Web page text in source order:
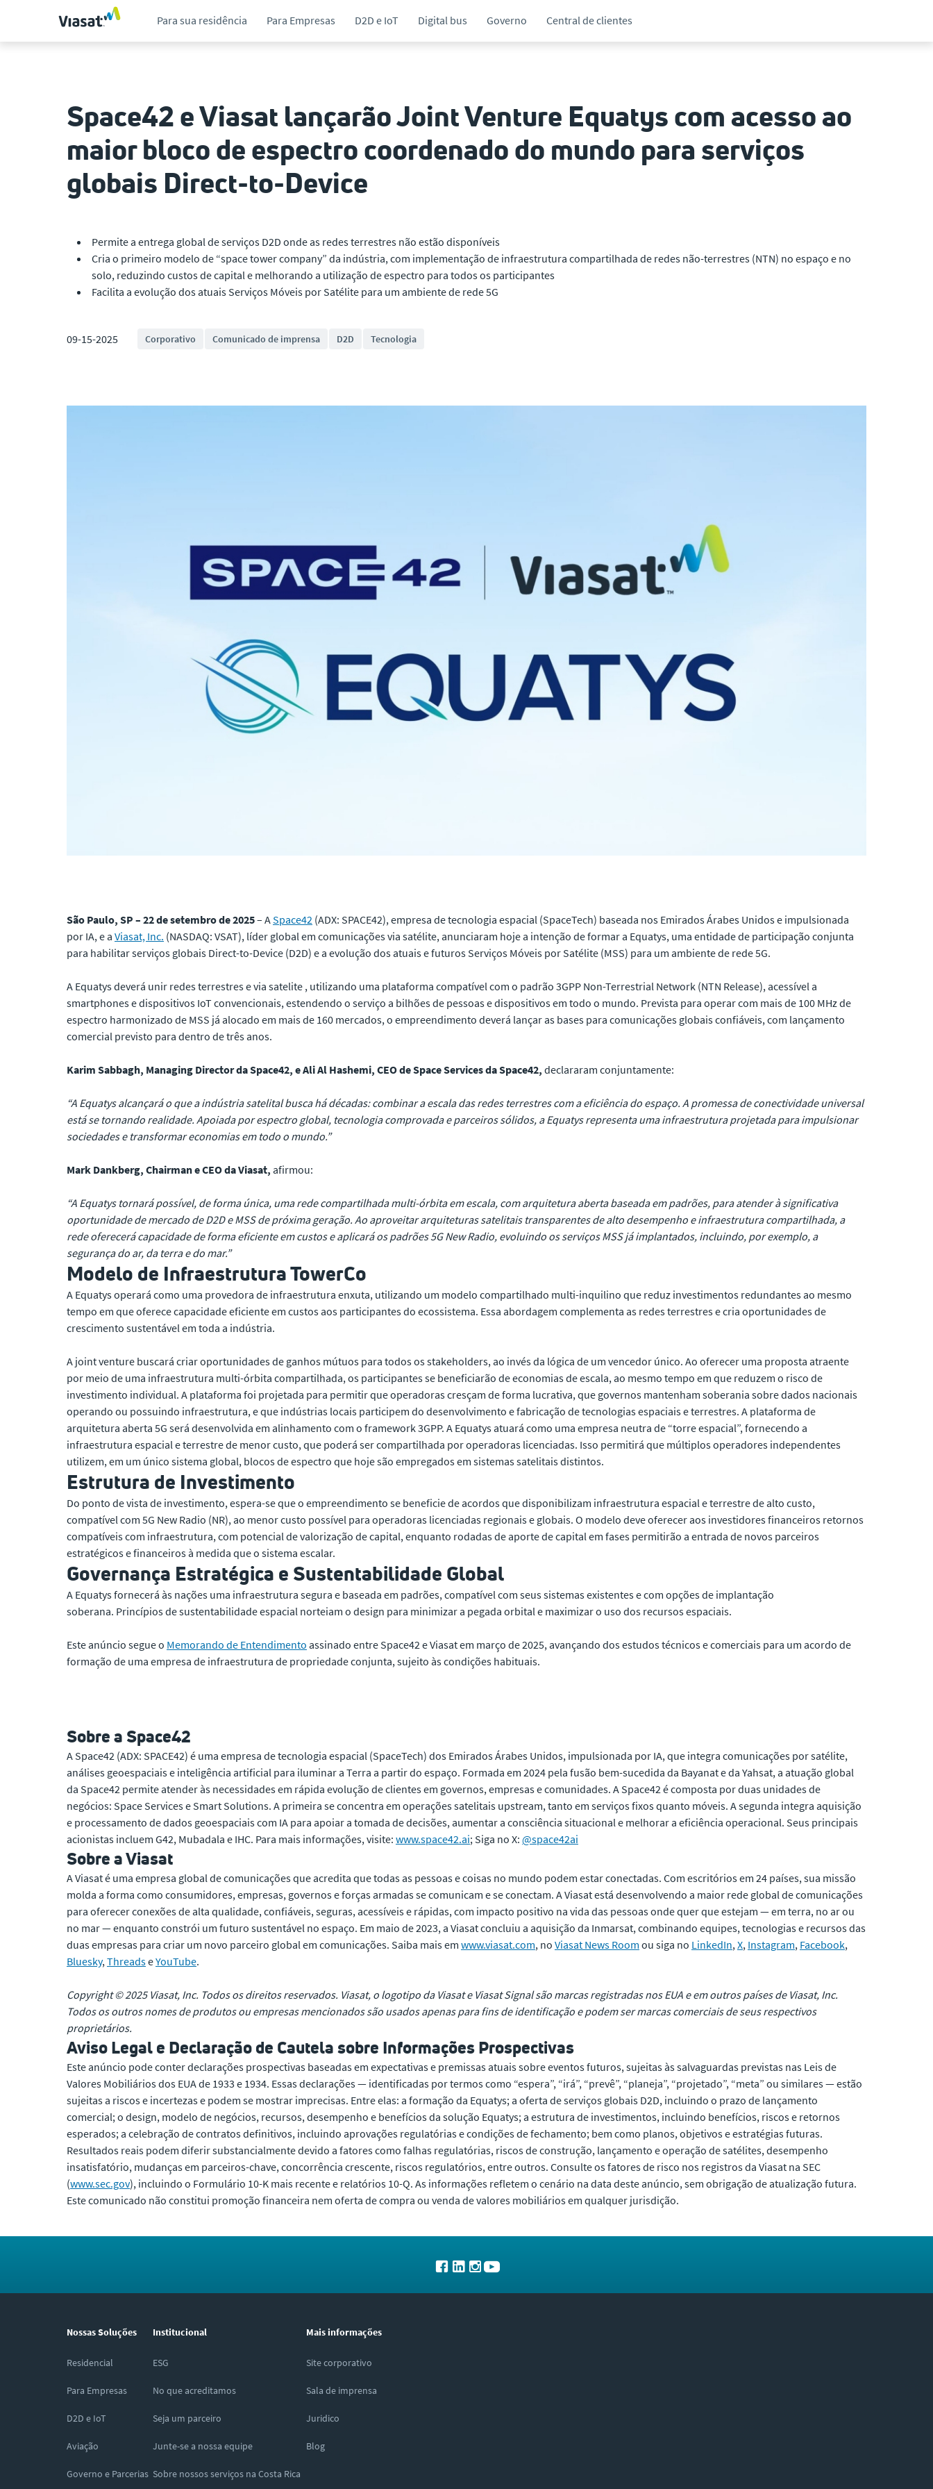
Para sua residência Para Empresas D2D e IoT Digital bus Governo Central de clientes
Space42 e Viasat lançarão Joint Venture Equatys com acesso ao
maior bloco de espectro coordenado do mundo para serviços
globais Direct-to-Device
Permite a entrega global de serviços D2D onde as redes terrestres não estão disponíveis
Cria o primeiro modelo de “space tower company” da indústria, com implementação de infraestrutura compartilhada de redes não-terrestres (NTN) no espaço e no
solo, reduzindo custos de capital e melhorando a utilização de espectro para todos os participantes
Facilita a evolução dos atuais Serviços Móveis por Satélite para um ambiente de rede 5G
09-15-2025 Corporativo Comunicado de imprensa D2D Tecnologia
São Paulo, SP – 22 de setembro de 2025– ASpace42 (ADX: SPACE42), empresa de tecnologia espacial (SpaceTech) baseada nos Emirados Árabes Unidos e impulsionada
por IA, e a Viasat, Inc. (NASDAQ: VSAT), líder global em comunicações via satélite, anunciaram hoje a intenção de formar a Equatys, uma entidade de participação conjunta
para habilitar serviços globais Direct-to-Device (D2D) e a evolução dos atuais e futuros Serviços Móveis por Satélite (MSS) para um ambiente de rede 5G.
A Equatys deverá unir redes terrestres e via satelite , utilizando uma plataforma compatível com o padrão 3GPP Non-Terrestrial Network (NTN Release), acessível a
smartphones e dispositivos IoT convencionais, estendendo o serviço a bilhões de pessoas e dispositivos em todo o mundo. Prevista para operar com mais de 100 MHz de
espectro harmonizado de MSS já alocado em mais de 160 mercados, o empreendimento deverá lançar as bases para comunicações globais confiáveis, com lançamento
comercial previsto para dentro de três anos.
Karim Sabbagh, Managing Director da Space42, e Ali Al Hashemi, CEO de Space Services da Space42, declararam conjuntamente:
“A Equatys alcançará o que a indústria satelital busca há décadas: combinar a escala das redes terrestres com a eficiência do espaço. A promessa de conectividade universal
está se tornando realidade. Apoiada por espectro global, tecnologia comprovada e parceiros sólidos, a Equatys representa uma infraestrutura projetada para impulsionar
sociedades e transformar economias em todo o mundo.”
Mark Dankberg, Chairman e CEO da Viasat, afirmou:
“A Equatys tornará possível, de forma única, uma rede compartilhada multi-órbita em escala, com arquitetura aberta baseada em padrões, para atender à significativa
oportunidade de mercado de D2D e MSS de próxima geração. Ao aproveitar arquiteturas satelitais transparentes de alto desempenho e infraestrutura compartilhada, a
rede oferecerá capacidade de forma eficiente em custos e aplicará os padrões 5G New Radio, evoluindo os serviços MSS já implantados, incluindo, por exemplo, a
segurança do ar, da terra e do mar.”
Modelo de Infraestrutura TowerCo
A Equatys operará como uma provedora de infraestrutura enxuta, utilizando um modelo compartilhado multi-inquilino que reduz investimentos redundantes ao mesmo
tempo em que oferece capacidade eficiente em custos aos participantes do ecossistema. Essa abordagem complementa as redes terrestres e cria oportunidades de
crescimento sustentável em toda a indústria.
A joint venture buscará criar oportunidades de ganhos mútuos para todos os stakeholders, ao invés da lógica de um vencedor único. Ao oferecer uma proposta atraente
por meio de uma infraestrutura multi-órbita compartilhada, os participantes se beneficiarão de economias de escala, ao mesmo tempo em que reduzem o risco de
investimento individual. A plataforma foi projetada para permitir que operadoras cresçam de forma lucrativa, que governos mantenham soberania sobre dados nacionais
operando ou possuindo infraestrutura, e que indústrias locais participem do desenvolvimento e fabricação de tecnologias espaciais e terrestres. A plataforma de
arquitetura aberta 5G será desenvolvida em alinhamento com o framework 3GPP. A Equatys atuará como uma empresa neutra de “torre espacial”, fornecendo a
infraestrutura espacial e terrestre de menor custo, que poderá ser compartilhada por operadoras licenciadas. Isso permitirá que múltiplos operadores independentes
utilizem, em um único sistema global, blocos de espectro que hoje são empregados em sistemas satelitais distintos.
Estrutura de Investimento
Do ponto de vista de investimento, espera-se que o empreendimento se beneficie de acordos que disponibilizam infraestrutura espacial e terrestre de alto custo,
compatível com 5G New Radio (NR), ao menor custo possível para operadoras licenciadas regionais e globais. O modelo deve oferecer aos investidores financeiros retornos
compatíveis com infraestrutura, com potencial de valorização de capital, enquanto rodadas de aporte de capital em fases permitirão a entrada de novos parceiros
estratégicos e financeiros à medida que o sistema escalar.
Governança Estratégica e Sustentabilidade Global
A Equatys fornecerá às nações uma infraestrutura segura e baseada em padrões, compatível com seus sistemas existentes e com opções de implantação
soberana. Princípios de sustentabilidade espacial norteiam o design para minimizar a pegada orbital e maximizar o uso dos recursos espaciais.
Este anúncio segue o Memorando de Entendimento assinado entre Space42 e Viasat em março de 2025, avançando dos estudos técnicos e comerciais para um acordo de
formação de uma empresa de infraestrutura de propriedade conjunta, sujeito às condições habituais.
Sobre a Space42
A Space42 (ADX: SPACE42) é uma empresa de tecnologia espacial (SpaceTech) dos Emirados Árabes Unidos, impulsionada por IA, que integra comunicações por satélite,
análises geoespaciais e inteligência artificial para iluminar a Terra a partir do espaço. Formada em 2024 pela fusão bem-sucedida da Bayanat e da Yahsat, a atuação global
da Space42 permite atender às necessidades em rápida evolução de clientes em governos, empresas e comunidades. A Space42 é composta por duas unidades de
negócios: Space Services e Smart Solutions. A primeira se concentra em operações satelitais upstream, tanto em serviços fixos quanto móveis. A segunda integra aquisição
e processamento de dados geoespaciais com IA para apoiar a tomada de decisões, aumentar a consciência situacional e melhorar a eficiência operacional. Seus principais
acionistas incluem G42, Mubadala e IHC. Para mais informações, visite: www.space42.ai; Siga no X: @space42ai
Sobre a Viasat
A Viasat é uma empresa global de comunicações que acredita que todas as pessoas e coisas no mundo podem estar conectadas. Com escritórios em 24 países, sua missão
molda a forma como consumidores, empresas, governos e forças armadas se comunicam e se conectam. A Viasat está desenvolvendo a maior rede global de comunicações
para oferecer conexões de alta qualidade, confiáveis, seguras, acessíveis e rápidas, com impacto positivo na vida das pessoas onde quer que estejam — em terra, no ar ou
no mar — enquanto constrói um futuro sustentável no espaço. Em maio de 2023, a Viasat concluiu a aquisição da Inmarsat, combinando equipes, tecnologias e recursos das
duas empresas para criar um novo parceiro global em comunicações. Saiba mais em www.viasat.com, no Viasat News Room ou siga no LinkedIn,X, Instagram, Facebook,
Bluesky,ThreadseYouTube.
Copyright © 2025 Viasat, Inc. Todos os direitos reservados. Viasat, o logotipo da Viasat e Viasat Signal são marcas registradas nos EUA e em outros países de Viasat, Inc.
Todos os outros nomes de produtos ou empresas mencionados são usados apenas para fins de identificação e podem ser marcas comerciais de seus respectivos
proprietários.
Aviso Legal e Declaração de Cautela sobre Informações Prospectivas
Este anúncio pode conter declarações prospectivas baseadas em expectativas e premissas atuais sobre eventos futuros, sujeitas às salvaguardas previstas nas Leis de
Valores Mobiliários dos EUA de 1933 e 1934. Essas declarações — identificadas por termos como “espera”, “irá”, “prevê”, “planeja”, “projetado”, “meta” ou similares — estão
sujeitas a riscos e incertezas e podem se mostrar imprecisas. Entre elas: a formação da Equatys; a oferta de serviços globais D2D, incluindo o prazo de lançamento
comercial; o design, modelo de negócios, recursos, desempenho e benefícios da solução Equatys; a estrutura de investimentos, incluindo benefícios, riscos e retornos
esperados; a celebração de contratos definitivos, incluindo aprovações regulatórias e condições de fechamento; bem como planos, objetivos e estratégias futuras.
Resultados reais podem diferir substancialmente devido a fatores como falhas regulatórias, riscos de construção, lançamento e operação de satélites, desempenho
insatisfatório, mudanças em parceiros-chave, concorrência crescente, riscos regulatórios, entre outros. Consulte os fatores de risco nos registros da Viasat na SEC
(www.sec.gov), incluindo o Formulário 10-K mais recente e relatórios 10-Q. As informações refletem o cenário na data deste anúncio, sem obrigação de atualização futura.
Este comunicado não constitui promoção financeira nem oferta de compra ou venda de valores mobiliários em qualquer jurisdição.
Nossas Soluções
Residencial
Para Empresas
D2D e IoT
Aviação
Governo e Parcerias
Institucional
ESG
No que acreditamos
Seja um parceiro
Junte-se a nossa equipe
Sobre nossos serviços na Costa Rica
Mais informações
Site corporativo
Sala de imprensa
Juridico
Blog